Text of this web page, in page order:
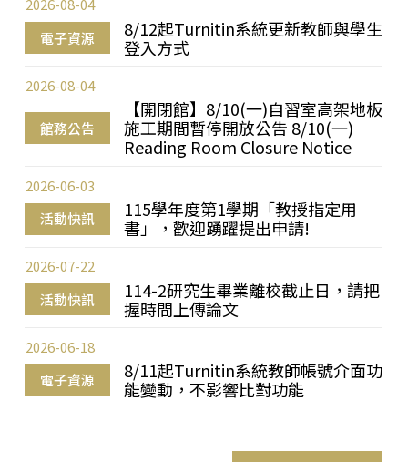
電子資源
8/12起Turnitin系統更新教師與學生
登入方式
2026-08-04
館務公告
【開閉館】8/10(一)自習室高架地板
施工期間暫停開放公告 8/10(一)
Reading Room Closure Notice
2026-08-04
活動快訊
115學年度第1學期「教授指定用
書」，歡迎踴躍提出申請!
2026-06-03
活動快訊
114-2研究生畢業離校截止日，請把
握時間上傳論文
2026-07-22
電子資源
8/11起Turnitin系統教師帳號介面功
能變動，不影響比對功能
2026-06-18